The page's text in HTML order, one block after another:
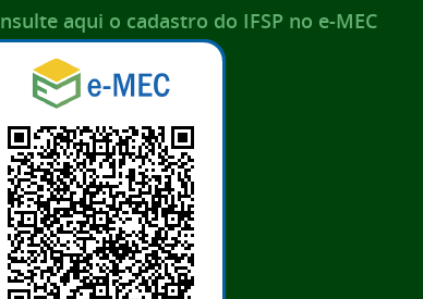
aqui o cadastro do IFSP no e-MEC